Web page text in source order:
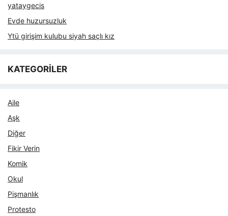
yataygecis
Evde huzursuzluk
Ytü girişim kulubu siyah saçlı kız
KATEGORİLER
Aile
Aşk
Diğer
Fikir Verin
Komik
Okul
Pişmanlık
Protesto